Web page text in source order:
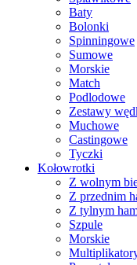
Baty
Bolonki
Spinningowe
Sumowe
Morskie
Match
Podlodowe
Zestawy
Muchowe
Castingowe
Tyczki
Kołowrotki
Z wolnym
Z przednim
Z tylnym
Szpule
Morskie